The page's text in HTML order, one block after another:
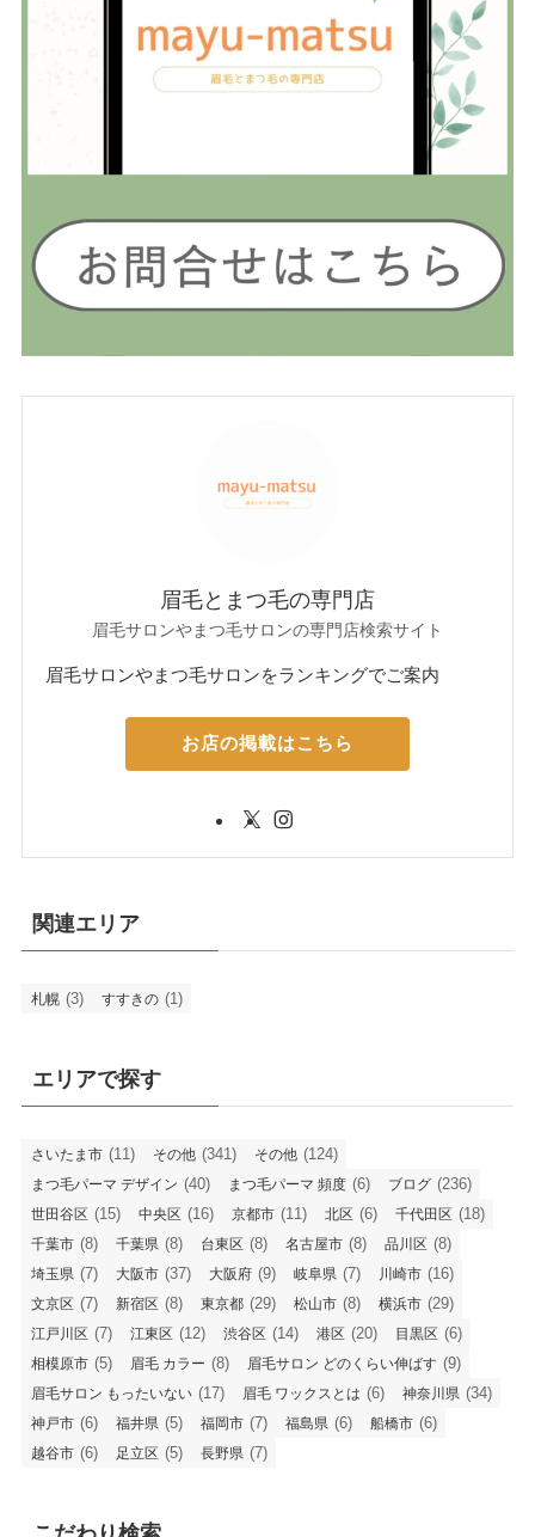
眉毛とまつ毛の専門店
眉毛サロンやまつ毛サロンの専門店検索サイト
眉毛サロンやまつ毛サロンをランキングでご案内
お店の掲載はこちら
関連エリア
札幌 (3) すすきの (1)
エリアで探す
さいたま市 (11) その他 (341) その他 (124)
まつ毛パーマ デザイン (40) まつ毛パーマ 頻度 (6) ブログ (236)
世田谷区 (15) 中央区 (16) 京都市 (11) 北区 (6) 千代田区 (18)
千葉市 (8) 千葉県 (8) 台東区 (8) 名古屋市 (8) 品川区 (8)
埼玉県 (7) 大阪市 (37) 大阪府 (9) 岐阜県 (7) 川崎市 (16)
文京区 (7) 新宿区 (8) 東京都 (29) 松山市 (8) 横浜市 (29)
江戸川区 (7) 江東区 (12) 渋谷区 (14) 港区 (20) 目黒区 (6)
相模原市 (5) 眉毛 カラー (8) 眉毛サロン どのくらい伸ばす (9)
眉毛サロン もったいない (17) 眉毛 ワックスとは (6) 神奈川県 (34)
神戸市 (6) 福井県 (5) 福岡市 (7) 福島県 (6) 船橋市 (6)
越谷市 (6) 足立区 (5) 長野県 (7)